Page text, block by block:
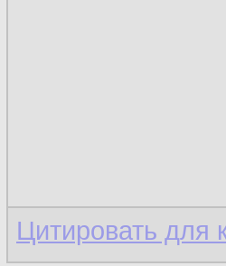
Цитировать для